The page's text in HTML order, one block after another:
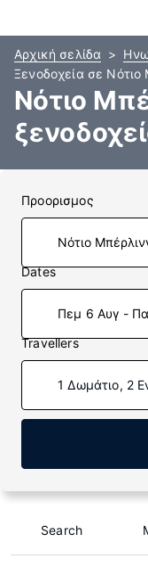
Αρχική σελίδα
Ξενοδοχεία σε Νότιο
Νότιο
Προορισμος
Dates
Πεμ 6 Αυγ -
Travellers
1 Δωμάτιο, 2
Search